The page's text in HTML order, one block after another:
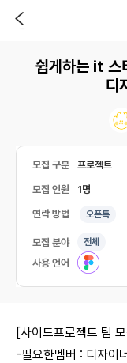
쉽게하는 it 스
디
모집 구분 프로젝트
모집 인원 1명
연락 방법 오픈톡
모집 분야 전체
사용 언어
[사이드프로젝트 팀
-필요한멤버 : 디자이